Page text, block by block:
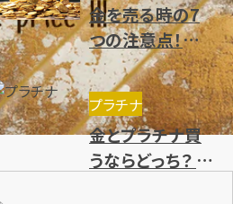
金を売る時の7
つの注意点！売り
方や高く売却で
きる種類を解説
プラチナ
金とプラチナ買
うならどっち？ 特